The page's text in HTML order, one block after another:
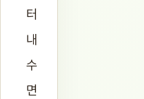
터
내
수
면